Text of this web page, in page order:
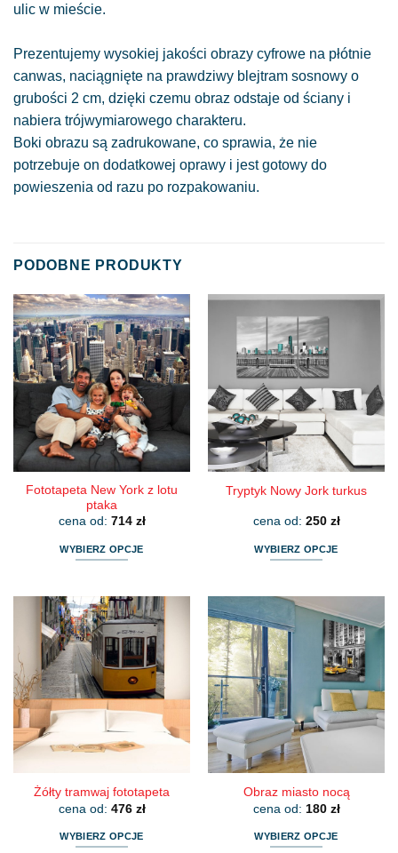
ulic w mieście.
Prezentujemy wysokiej jakości obrazy cyfrowe na płótnie
canwas, naciągnięte na prawdziwy blejtram sosnowy o
grubości 2 cm, dzięki czemu obraz odstaje od ściany i
nabiera trójwymiarowego charakteru.
Boki obrazu są zadrukowane, co sprawia, że nie
potrzebuje on dodatkowej oprawy i jest gotowy do
powieszenia od razu po rozpakowaniu.
PODOBNE PRODUKTY
Fototapeta New York z lotu
ptaka
cena od: 714 zł
WYBIERZ OPCJE
ma
wiele
wariantów.
Opcje
można
wybrać
na
stronie
produktu
Tryptyk Nowy Jork turkus
cena od: 250 zł
WYBIERZ OPCJE
ma
wariantów.
Opcje
można
wybrać
na
stronie
produktu
Żółty tramwaj fototapeta
cena od: 476 zł
WYBIERZ OPCJE
Obraz miasto nocą
cena od: 180 zł
WYBIERZ OPCJE